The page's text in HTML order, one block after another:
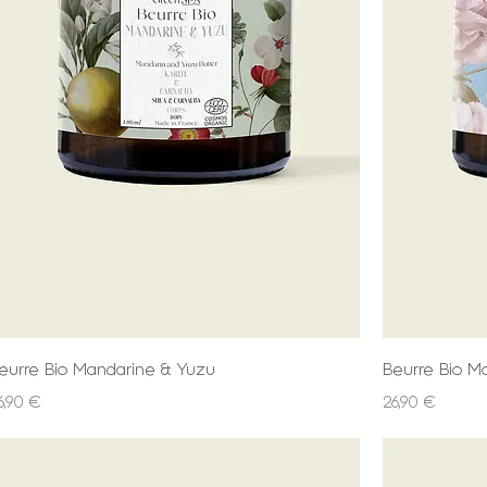
Bio Mandarine & Yuzu
€
Beurre Bio
Prix
26,90 €